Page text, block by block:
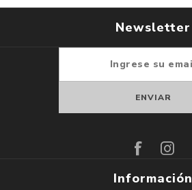
Newsletter
Información